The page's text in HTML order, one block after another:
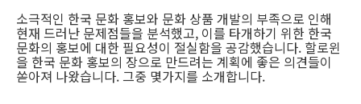
소극적인 한국 문화 홍보와 문화 상품 개발의 부족으로 인해
현재 드러난 문제점들을 분석했고, 이를 타개하기 위한 한국
문화의 홍보에 대한 필요성이 절실함을 공감했습니다. 할로윈
을 한국 문화 홍보의 장으로 만드려는 계획에 좋은 의견들이
쏟아져 나왔습니다. 그중 몇가지를 소개합니다.